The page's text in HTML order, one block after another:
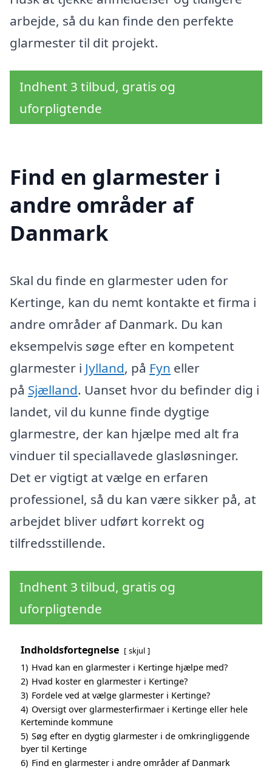
arbejde, så du kan finde den perfekte
glarmester til dit projekt.
Indhent 3 tilbud, gratis og
uforpligtende
Find en glarmester i
andre områder af
Danmark
Skal du finde en glarmester uden for
Kertinge, kan du nemt kontakte et firma i
andre områder af Danmark. Du kan
eksempelvis søge efter en kompetent
glarmester i Jylland, på Fyn eller
på Sjælland. Uanset hvor du befinder dig i
landet, vil du kunne finde dygtige
glarmestre, der kan hjælpe med alt fra
vinduer til speciallavede glasløsninger.
Det er vigtigt at vælge en erfaren
professionel, så du kan være sikker på, at
arbejdet bliver udført korrekt og
tilfredsstillende.
Indhent 3 tilbud, gratis og
uforpligtende
Indholdsfortegnelse skjul
1) Hvad kan en glarmester i Kertinge hjælpe med?
2) Hvad koster en glarmester i Kertinge?
3) Fordele ved at vælge glarmester i Kertinge?
4) Oversigt over glarmesterfirmaer i Kertinge eller hele
Kerteminde kommune
5) Søg efter en dygtig glarmester i de omkringliggende
byer til Kertinge
6) Find en glarmester i andre områder af Danmark